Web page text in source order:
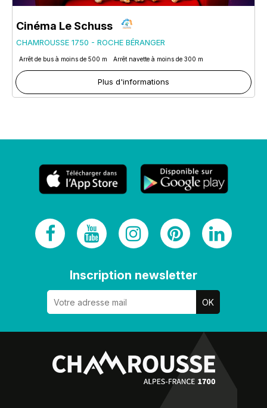
Cinéma Le Schuss
CHAMROUSSE 1750 - ROCHE BÉRANGER
Arrêt de bus à moins de 500 m Arrêt navette à moins de 300 m
Plus d'informations
Inscription newsletter